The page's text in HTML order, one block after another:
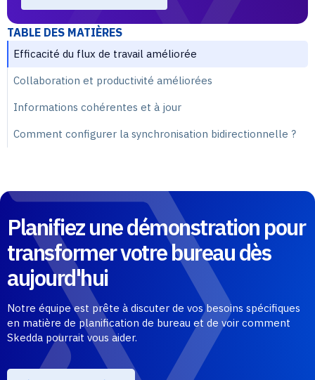
TABLE DES MATIÈRES
Efficacité du flux de travail améliorée
Collaboration et productivité améliorées
Informations cohérentes et à jour
Comment configurer la synchronisation bidirectionnelle ?
Planifiez une démonstration pour
transformer votre bureau dès
aujourd'hui
Notre équipe est prête à discuter de vos besoins spécifiques
en matière de planification de bureau et de voir comment
Skedda pourrait vous aider.